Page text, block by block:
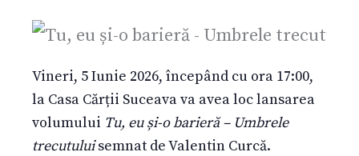
Vineri, 5 Iunie 2026, începând cu ora 17:00,
la Casa Cărții Suceava va avea loc lansarea
volumului Tu, eu și-o barieră – Umbrele
trecutuluisemnat de Valentin Curcă.